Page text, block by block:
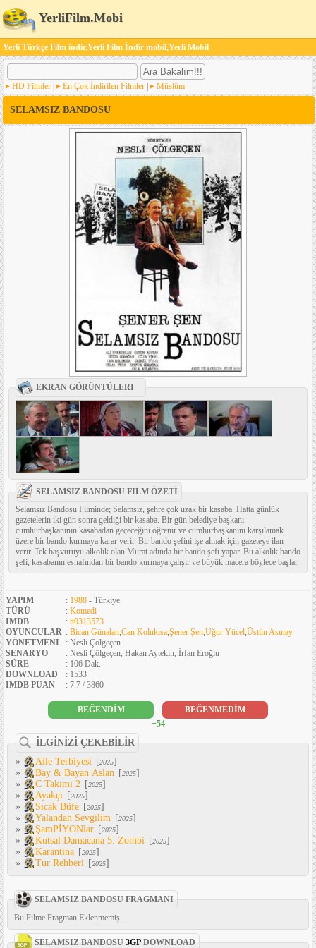
YerliFilm.Mobi
Yerli Türkçe Film indir,Yerli Film İndir mobil,Yerli Mobil
HD Filmler En Çok İndirilen Filmler Müslüm
SELAMSIZ BANDOSU
EKRAN GÖRÜNTÜLERI
SELAMSIZ BANDOSU FILM ÖZETİ
Selamsız Bandosu Filminde; Selamsız, şehre çok uzak bir kasaba. Hatta günlük
gazetelerin iki gün sonra geldiği bir kasaba. Bir gün belediye başkanı
cumhurbaşkanının kasabadan geçeceğini öğrenir ve cumhurbaşkanını karşılamak
üzere bir bando kurmaya karar verir. Bir bando şefini işe almak için gazeteye ilan
verir. Tek başvuruyu alkolik olan Murat adında bir bando şefi yapar. Bu alkolik bando
şefi, kasabanın esnafından bir bando kurmaya çalışır ve büyük macera böylece başlar.
YAPIM : 1988 - Türkiye
TÜRÜ
: Komedi
IMDB
: tt0313573
OYUNCULAR : Bican Günalan,Can Kolukısa,Şener Şen,Uğur Yücel,Üstün Asutay
YÖNETMENI
: Nesli Çölgeçen
SENARYO
: Nesli Çölgeçen, Hakan Aytekin, İrfan Eroğlu
SÜRE
: 106 Dak.
DOWNLOAD
: 1533
IMDB PUAN
: 7.7 / 3860
BEĞENDİM
BEĞENMEDİM
+54
İLGİNİZİ ÇEKEBİLİR
»
Aile Terbiyesi [2025]
»
Bay & Bayan Aslan [2025]
»
C Takımı 2 [2025]
»
Ayakçı [2025]
»
Sıcak Büfe [2025]
»
Yalandan Sevgilim [2025]
»
ŞamPİYONlar [2025]
»
Kutsal Damacana 5: Zombi [2025]
»
Karantina [2025]
»
Tur Rehberi [2025]
SELAMSIZ BANDOSU FRAGMANI
Bu Filme Fragman Eklenmemiş...
SELAMSIZ BANDOSU 3GP DOWNLOAD